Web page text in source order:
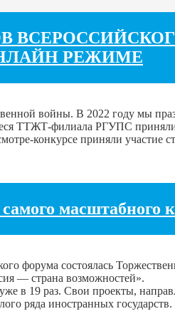
РЕЖИМЕ
войны. В 2022 году мы
ТТЖТ-филиала РГУПС
конкурсе приняли участие
масштабного
форума состоялась
— страна возможностей».
в 19 раз. Свои проекты,
ряда иностранных государств.